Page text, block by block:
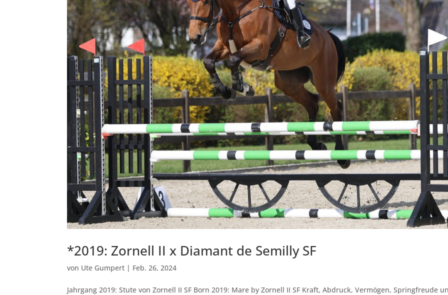
*2019: Zornell II x Diamant de Semilly SF
von Ute Gumpert | Feb. 26, 2024
Jahrgang 2019: Stute von Zornell II SF Born 2019: Mare by Zornell II SF Kraft, Abdruck, Vermögen, Springfreude